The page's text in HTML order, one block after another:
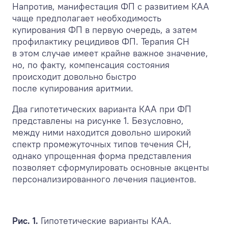
Напротив, манифестация ФП с развитием КАА
чаще предполагает необходимость
купирования ФП в первую очередь, а затем
профилактику рецидивов ФП. Терапия СН
в этом случае имеет крайне важное значение,
но, по факту, компенсация состояния
происходит довольно быстро
после купирования аритмии.
Два гипотетических варианта КАА при ФП
представлены на рисунке 1. Безусловно,
между ними находится довольно широкий
спектр промежуточных типов течения СН,
однако упрощенная форма представления
позволяет сформулировать основные акценты
персонализированного лечения пациентов.
Рис. 1. Гипотетические варианты КАА.